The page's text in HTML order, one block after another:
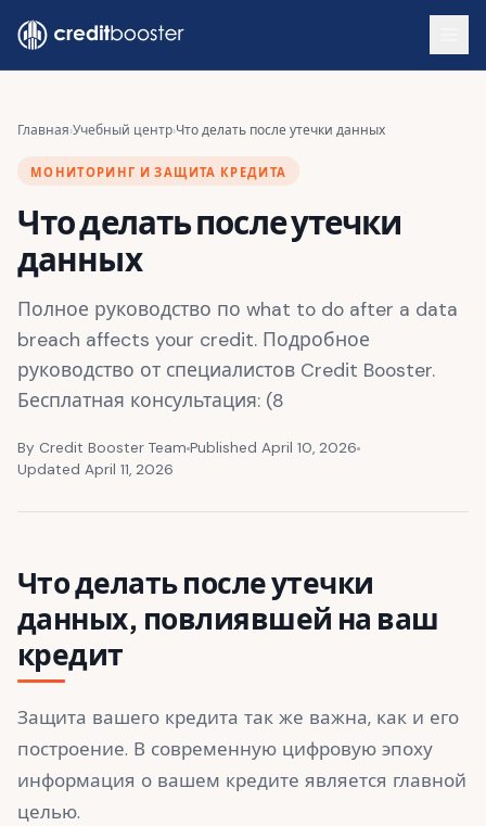
Главная›Учебный центр›Что делать после утечки данных
МОНИТОРИНГ И ЗАЩИТА КРЕДИТА
Что делать после утечки
данных
Полное руководство по what to do after a data
breach affects your credit. Подробное
руководство от специалистов Credit Booster.
Бесплатная консультация: (8
By Credit Booster Team Published April 10, 2026
Updated April 11, 2026
Что делать после утечки
данных, повлиявшей на ваш
кредит
Защита вашего кредита так же важна, как и его
построение. В современную цифровую эпоху
информация о вашем кредите является главной
целью.